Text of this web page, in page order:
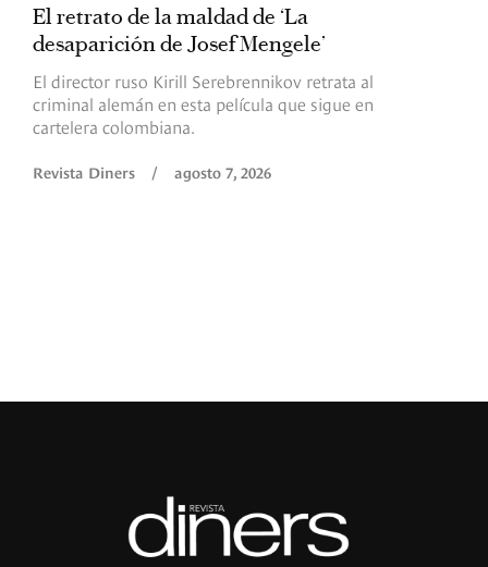
El retrato de la maldad de ‘La
desaparición de Josef Mengele’
El director ruso Kirill Serebrennikov retrata al
criminal alemán en esta película que sigue en
cartelera colombiana.
Revista Diners / agosto 7, 2026